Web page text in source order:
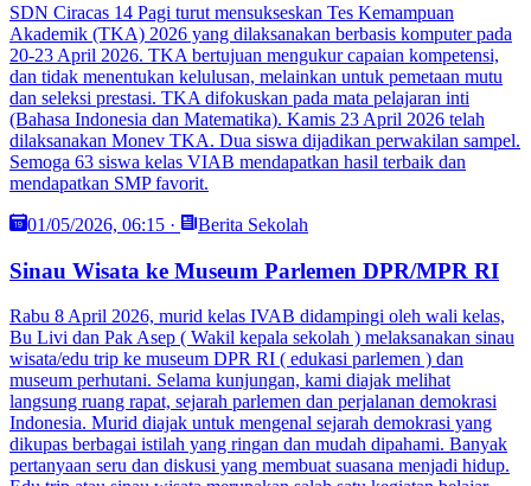
SDN Ciracas 14 Pagi turut mensukseskan Tes Kemampuan
Akademik (TKA) 2026 yang dilaksanakan berbasis komputer pada
20-23 April 2026. TKA bertujuan mengukur capaian kompetensi,
dan tidak menentukan kelulusan, melainkan untuk pemetaan mutu
dan seleksi prestasi. TKA difokuskan pada mata pelajaran inti
(Bahasa Indonesia dan Matematika). Kamis 23 April 2026 telah
dilaksanakan Monev TKA. Dua siswa dijadikan perwakilan sampel.
Semoga 63 siswa kelas VIAB mendapatkan hasil terbaik dan
mendapatkan SMP favorit.
01/05/2026, 06:15 · Berita Sekolah
Sinau Wisata ke Museum Parlemen DPR/MPR RI
Rabu 8 April 2026, murid kelas IVAB didampingi oleh wali kelas,
Bu Livi dan Pak Asep ( Wakil kepala sekolah ) melaksanakan sinau
wisata/edu trip ke museum DPR RI ( edukasi parlemen ) dan
museum perhutani. Selama kunjungan, kami diajak melihat
langsung ruang rapat, sejarah parlemen dan perjalanan demokrasi
Indonesia. Murid diajak untuk mengenal sejarah demokrasi yang
dikupas berbagai istilah yang ringan dan mudah dipahami. Banyak
pertanyaan seru dan diskusi yang membuat suasana menjadi hidup.